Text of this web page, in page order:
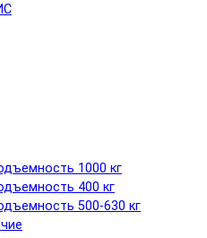
1000 кг
400 кг
500-630 кг